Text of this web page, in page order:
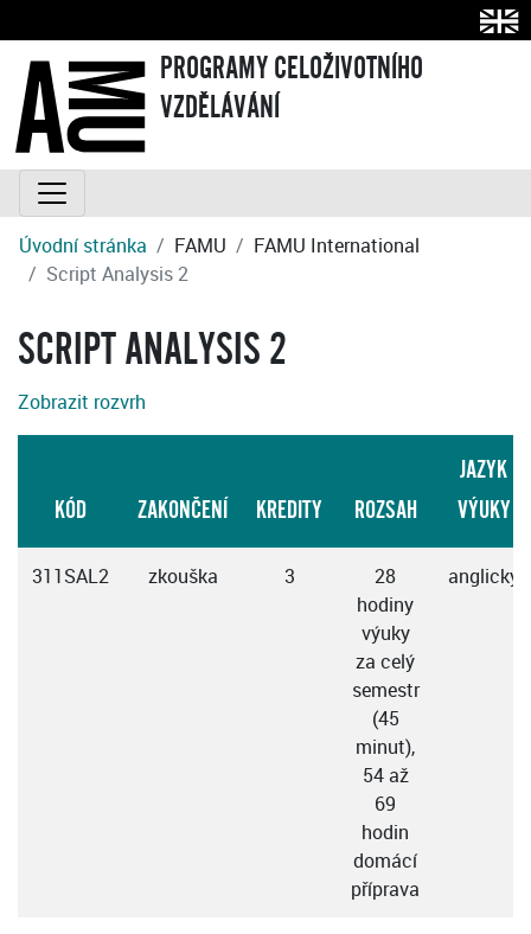
PROGRAMY CELOŽIVOTNÍHO
VZDĚLÁVÁNÍ
Úvodní stránka FAMU
FAMU International
Script Analysis 2
SCRIPT ANALYSIS 2
Zobrazit rozvrh
KÓD ZAKONČENÍ KREDITY ROZSAH
JAZYK
VÝUKY
311SAL2 zkouška 3
28
hodiny
výuky
za celý
semestr
(45
minut),
54 až
69
hodin
domácí
příprava
anglicky